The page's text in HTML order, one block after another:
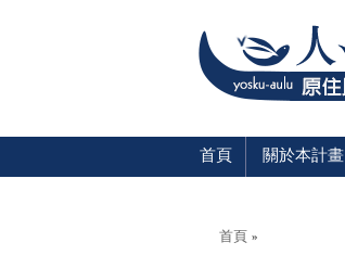
首頁 關於本計畫
您在這裡
首頁 »